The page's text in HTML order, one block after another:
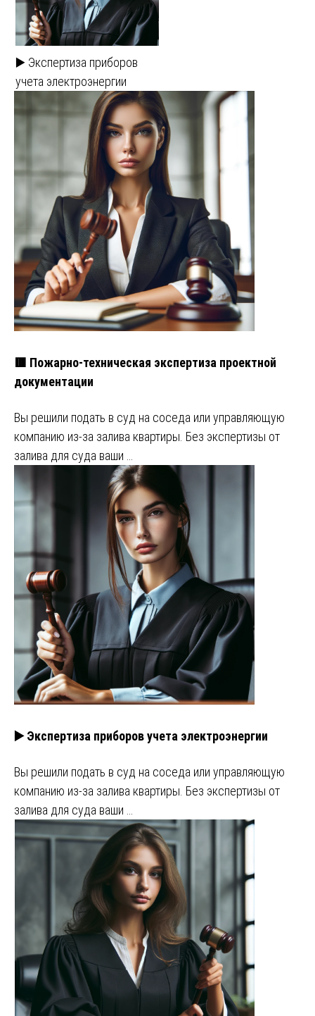
▶️ Экспертиза приборов
учета электроэнергии
🟥 Пожарно-техническая экспертиза проектной
документации
Вы решили подать в суд на соседа или управляющую
компанию из-за залива квартиры. Без экспертизы от
залива для суда ваши …
▶️ Экспертиза приборов учета электроэнергии
Вы решили подать в суд на соседа или управляющую
компанию из-за залива квартиры. Без экспертизы от
залива для суда ваши …